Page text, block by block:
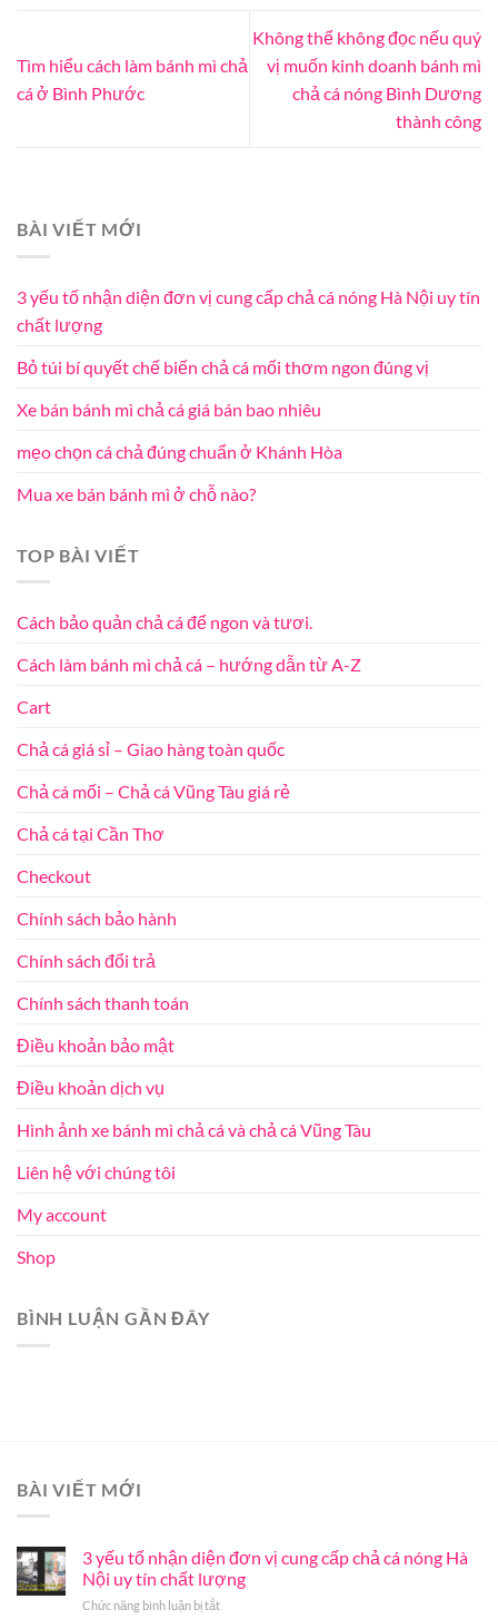
Tìm hiểu cách làm bánh mì chả
cá ở Bình Phước
Không thể không đọc nếu quý
vị muốn kinh doanh bánh mì
chả cá nóng Bình Dương
thành công
BÀI VIẾT MỚI
3 yếu tố nhận diện đơn vị cung cấp chả cá nóng Hà Nội uy tín
chất lượng
Bỏ túi bí quyết chế biến chả cá mối thơm ngon đúng vị
Xe bán bánh mì chả cá giá bán bao nhiêu
mẹo chọn cá chả đúng chuẩn ở Khánh Hòa
Mua xe bán bánh mì ở chỗ nào?
TOP BÀI VIẾT
Cách bảo quản chả cá để ngon và tươi.
Cách làm bánh mì chả cá – hướng dẫn từ A-Z
Cart
Chả cá giá sỉ – Giao hàng toàn quốc
Chả cá mối – Chả cá Vũng Tàu giá rẻ
Chả cá tại Cần Thơ
Checkout
Chính sách bảo hành
Chính sách đổi trả
Chính sách thanh toán
Điều khoản bảo mật
Điều khoản dịch vụ
Hình ảnh xe bánh mì chả cá và chả cá Vũng Tàu
Liên hệ với chúng tôi
My account
Shop
BÌNH LUẬN GẦN ĐÂY
BÀI VIẾT MỚI
3 yếu tố nhận diện đơn vị cung cấp chả cá nóng Hà
Nội uy tín chất lượng
Chức năng bình luận bị tắtở